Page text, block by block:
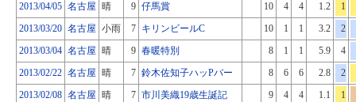
2013/04/05 名古屋 晴 9 仔馬賞 10 4 4 1.2
1
2013/03/20 名古屋 小雨 7 キリンビールC 10 1 1 3.2
2
2013/03/04 名古屋 晴 9 春暖特別 8 1 1 5.9
4
2013/02/22 名古屋 晴 7 鈴木佐知子ハッPバー 8 6 6 2.8
2
2013/02/08 名古屋 晴 7 市川美織19歳生誕記 9 4 4 1.1
1